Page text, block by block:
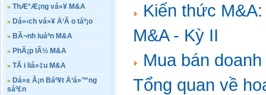
» ThÆ°Æ¡ng vá»¥ M&A
» Dá»‹ch vá»¥ Ä‘Ã o táº¡o
» BÃ¬nh luáº­n M&A
» PhÃ¡p lÃ½ M&A
» TÃ i liá»‡u M&A
» Dá»± Ã¡n Báº¥t Ä‘á»™ng
sáº£n
Kiến thức
M&A - Kỳ II
Mua bán
Tổng quan về